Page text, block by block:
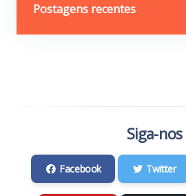
Postagens recentes
Siga-nos
Facebook Twitter